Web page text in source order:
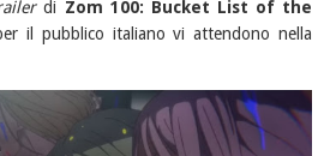
di Zom 100: Bucket List of the
il pubblico italiano vi attendono nella